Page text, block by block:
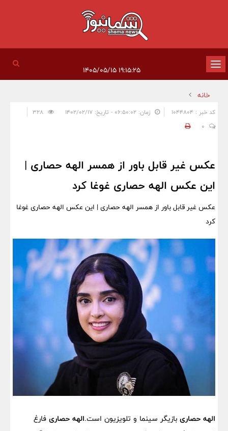
تغییر
وضعیت
ناوبری
خانه
کد خبر : 1044804 زمان: ۰۶:۵۰:۰۲ - تاریخ: ۱۴۰۲/۰۲/۱۷
0
عکس غیر قابل باور از همسر الهه حصاری |
این عکس الهه حصاری غوغا کرد
عکس غیر قابل باور از همسر الهه حصاری | این عکس الهه حصاری غوغا
کرد
الهه حصاری بازیگر سینما و تلویزیون است.الهه حصاری فارغ